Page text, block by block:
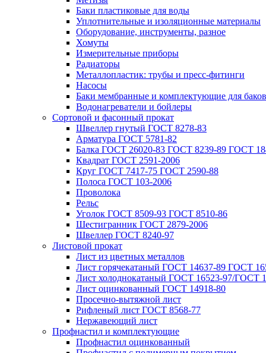
Баки пластиковые для воды
Уплотнительные и изоляционные материалы
Оборудование, инструменты, разное
Хомуты
Измерительные приборы
Радиаторы
Металлопластик: трубы и пресс-фитинги
Насосы
Баки мембранные и комплектующие для баков
Водонагреватели и бойлеры
Сортовой и фасонный прокат
Швеллер гнутый ГОСТ 8278-83
Арматура ГОСТ 5781-82
Балка ГОСТ 26020-83 ГОСТ 8239-89 ГОСТ
Квадрат ГОСТ 2591-2006
Круг ГОСТ 7417-75 ГОСТ 2590-88
Полоса ГОСТ 103-2006
Проволока
Рельс
Уголок ГОСТ 8509-93 ГОСТ 8510-86
Шестигранник ГОСТ 2879-2006
Швеллер ГОСТ 8240-97
Листовой прокат
Лист из цветных металлов
Лист горячекатаный ГОСТ 14637-89 ГОСТ
Лист холоднокатаный ГОСТ 16523-97/ГОСТ
Лист оцинкованный ГОСТ 14918-80
Просечно-вытяжной лист
Рифленый лист ГОСТ 8568-77
Нержавеющий лист
Профнастил и комплектующие
Профнастил оцинкованный